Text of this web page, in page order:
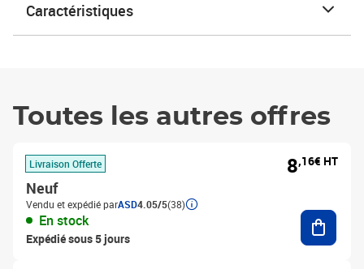
Caractéristiques
Toutes les autres offres
Livraison Offerte
Neuf
Vendu et expédié parASD4.05/5(38)
En stock
Expédié sous 5 jours
8,16€ HT